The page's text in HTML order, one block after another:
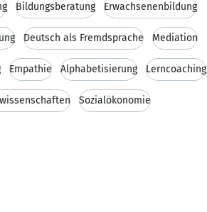
Bildungsberatung Erwachsenenbildung
Deutsch als Fremdsprache Mediation
Empathie Alphabetisierung Lerncoaching
Sozialökonomie